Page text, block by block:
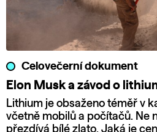
Celovečerní dokument
Elon Musk a závod o
Lithium je obsaženo téměř v
včetně mobilů a počítačů. Ne
přezdívá bílé zlato. Jaká je